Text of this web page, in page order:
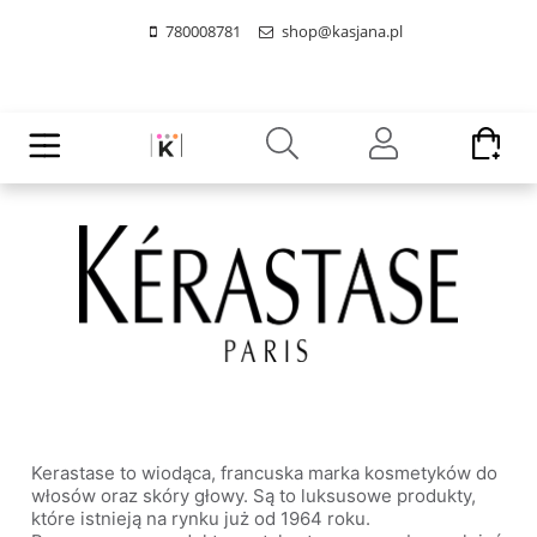
780008781 shop@kasjana.pl
Kerastase to wiodąca, francuska marka kosmetyków do
włosów oraz skóry głowy. Są to luksusowe produkty,
które istnieją na rynku już od 1964 roku.